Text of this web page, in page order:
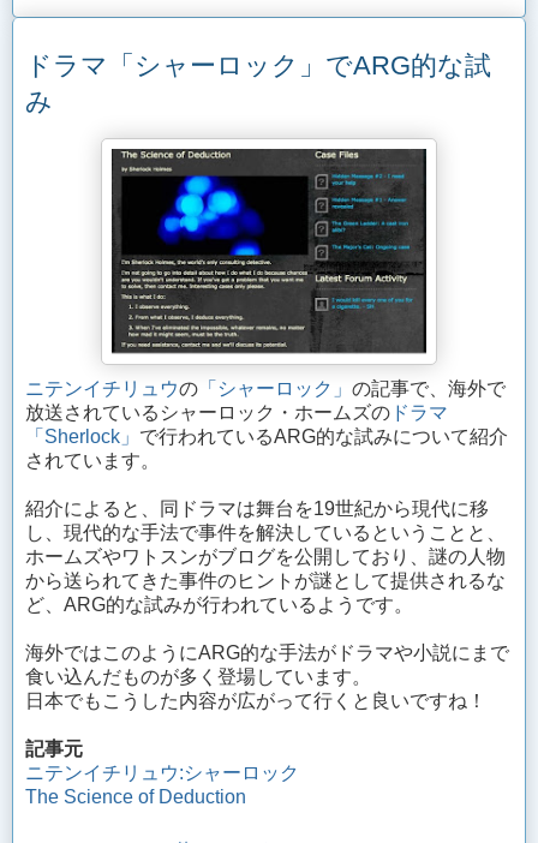
ドラマ「シャーロック」でARG的な試
み
ニテンイチリュウの 「シャーロック」 の記事で、海外で
放送されているシャーロック・ホームズの ドラマ
「Sherlock」 で行われているARG的な試みについて紹介
されています。
紹介によると、同ドラマは舞台を19世紀から現代に移
し、現代的な手法で事件を解決しているということと、
ホームズやワトスンがブログを公開しており、謎の人物
から送られてきた事件のヒントが謎として提供されるな
ど、ARG的な試みが行われているようです。
海外ではこのようにARG的な手法がドラマや小説にまで
食い込んだものが多く登場しています。
日本でもこうした内容が広がって行くと良いですね！
記事元
ニテンイチリュウ:シャーロック
The Science of Deduction